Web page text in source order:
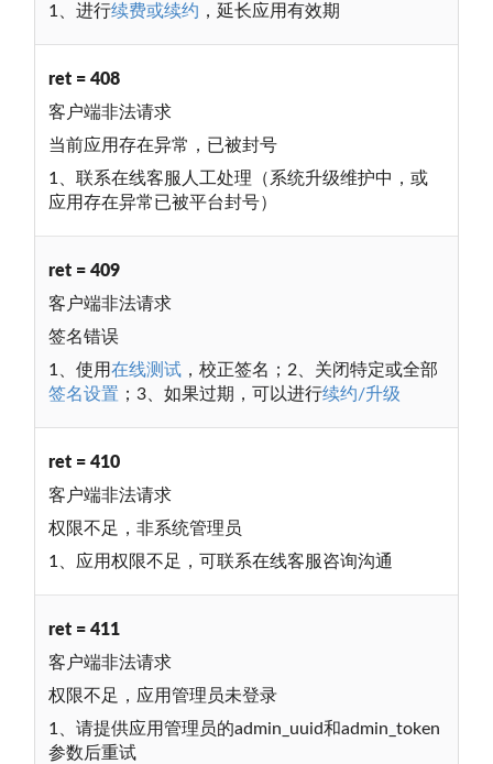
1、进行续费或续约 ，延长应用有效期
ret = 408
客户端非法请求
当前应用存在异常，已被封号
1、联系在线客服人工处理（系统升级维护中，或
应用存在异常已被平台封号）
ret = 409
客户端非法请求
签名错误
1、使用在线测试 ，校正签名；2、关闭特定或全部
签名设置 ；3、如果过期，可以进行续约/升级
ret = 410
客户端非法请求
权限不足，非系统管理员
1、应用权限不足，可联系在线客服咨询沟通
ret = 411
客户端非法请求
权限不足，应用管理员未登录
1、请提供应用管理员的admin_uuid和admin_token
参数后重试